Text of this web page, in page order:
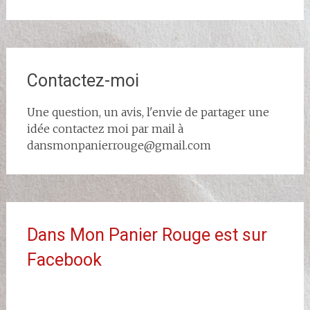
Contactez-moi
Une question, un avis, l'envie de partager une
idée contactez moi par mail à
dansmonpanierrouge@gmail.com
Dans Mon Panier Rouge est sur
Facebook